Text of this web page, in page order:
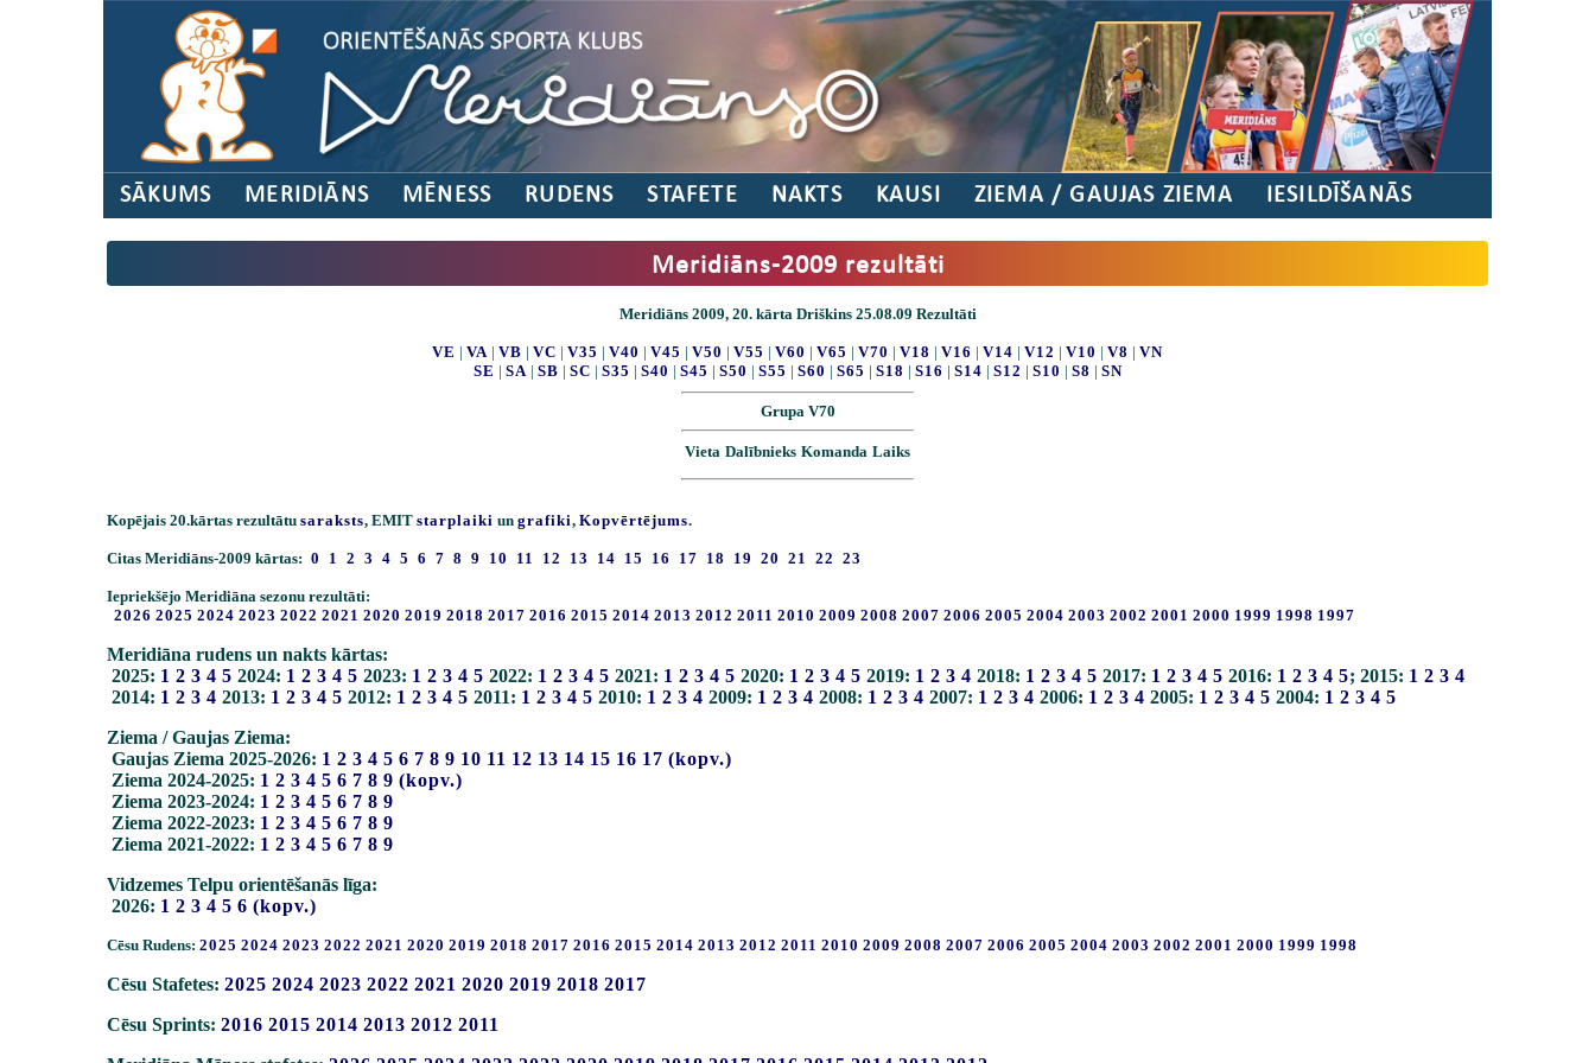
SĀKUMS MERIDIĀNS MĒNESS RUDENS STAFETE NAKTS KAUSI ZIEMA / GAUJAS ZIEMA IESILDĪŠANĀS
Meridiāns-2009 rezultāti
Meridiāns 2009, 20. kārta Driškins 25.08.09 Rezultāti
VE | VA | VB | VC | V35 | V40 | V45 | V50 | V55 | V60 | V65 | V70 | V18 | V16 | V14 | V12 | V10 | V8 | VN
SE | SA | SB | SC | S35 | S40 | S45 | S50 | S55 | S60 | S65 | S18 | S16 | S14 | S12 | S10 | S8 | SN
Grupa V70
Vieta Dalībnieks Komanda Laiks
Kopējais 20.kārtas rezultātu saraksts, EMIT starplaiki un grafiki, Kopvērtējums.
Citas Meridiāns-2009 kārtas: 0 1 2 3 4 5 6 7 8 9 10 11 12 13 14 15 16 17 18 19 20 21 22 23
Iepriekšējo Meridiāna sezonu rezultāti:
2026 2025 2024 2023 2022 2021 2020 2019 2018 2017 2016 2015 2014 2013 2012 2011 2010 2009 2008 2007 2006 2005 2004 2003 2002 2001 2000 1999 1998 1997
Meridiāna rudens un nakts kārtas:
2025: 1 2 3 4 5 2024: 1 2 3 4 5 2023: 1 2 3 4 5 2022: 1 2 3 4 5 2021: 1 2 3 4 5 2020: 1 2 3 4 5 2019: 1 2 3 4 2018: 1 2 3 4 5 2017: 1 2 3 4 5 2016: 1 2 3 4 5; 2015: 1 2 3 4
2014: 1 2 3 4 2013: 1 2 3 4 5 2012: 1 2 3 4 5 2011: 1 2 3 4 5 2010: 1 2 3 4 2009: 1 2 3 4 2008: 1 2 3 4 2007: 1 2 3 4 2006: 1 2 3 4 2005: 1 2 3 4 5 2004: 1 2 3 4 5
Ziema / Gaujas Ziema:
Gaujas Ziema 2025-2026: 1 2 3 4 5 6 7 8 9 10 11 12 13 14 15 16 17 (kopv.)
Ziema 2024-2025: 1 2 3 4 5 6 7 8 9 (kopv.)
Ziema 2023-2024: 1 2 3 4 5 6 7 8 9
Ziema 2022-2023: 1 2 3 4 5 6 7 8 9
Ziema 2021-2022: 1 2 3 4 5 6 7 8 9
Vidzemes Telpu orientēšanās līga:
2026: 1 2 3 4 5 6 (kopv.)
Cēsu Rudens: 2025 2024 2023 2022 2021 2020 2019 2018 2017 2016 2015 2014 2013 2012 2011 2010 2009 2008 2007 2006 2005 2004 2003 2002 2001 2000 1999 1998
Cēsu Stafetes: 2025 2024 2023 2022 2021 2020 2019 2018 2017
Cēsu Sprints: 2016 2015 2014 2013 2012 2011